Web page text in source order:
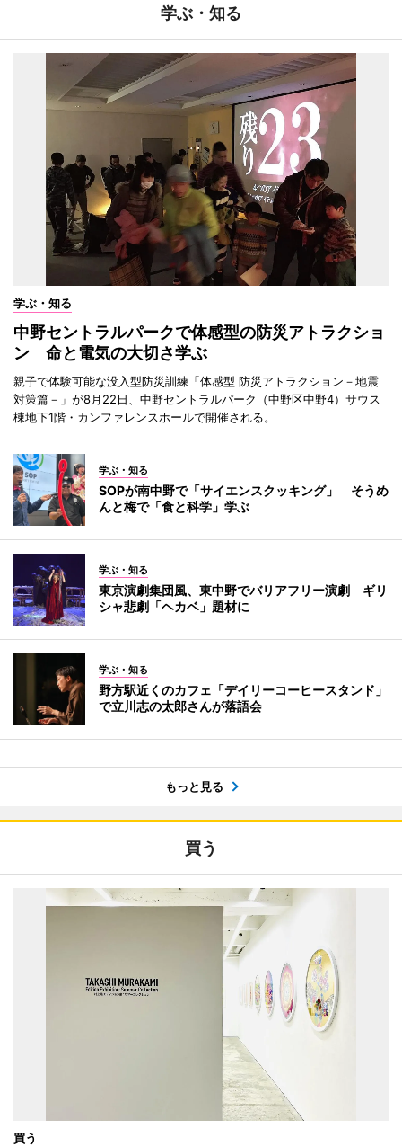
学ぶ・知る
学ぶ・知る
中野セントラルパークで体感型の防災アトラクショ
ン 命と電気の大切さ学ぶ
親子で体験可能な没入型防災訓練「体感型 防災アトラクション－地震
対策篇－」が8月22日、中野セントラルパーク（中野区中野4）サウス
棟地下1階・カンファレンスホールで開催される。
学ぶ・知る
SOPが南中野で「サイエンスクッキング」 そうめ
んと梅で「食と科学」学ぶ
学ぶ・知る
東京演劇集団風、東中野でバリアフリー演劇 ギリ
シャ悲劇「ヘカベ」題材に
学ぶ・知る
野方駅近くのカフェ「デイリーコーヒースタンド」
で立川志の太郎さんが落語会
もっと見る
買う
買う